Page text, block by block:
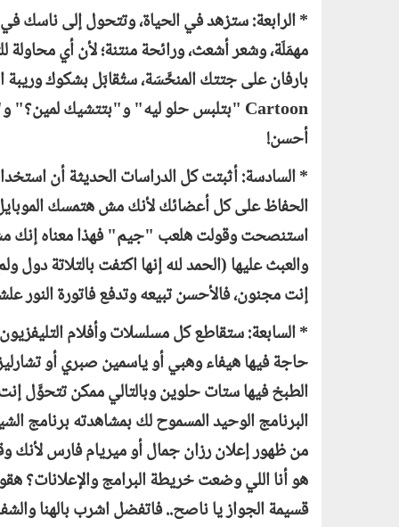
* الرابعة: ستزهد في الحياة، وتتحول إلى ناسك
مهمَلَة، وشعر أشعث، ورائحة منتنة؛ لأن أي
بارفان على جتتك المنحَّسَة، ستُقابَل بشكوك وريبة
Cartoon "بتلبس حلو ليه" و"بتتشيك لمين؟"
أحسن!
* السادسة: أثبتت كل الدراسات الحديثة أن
الحفاظ على كل أعضائك لأنك مش هتمسك الموبايل
استنصحت وقولت هلعب "جيم" فهذا معناه إنك مش
والعبث عليها (الحمد لله إنها اكتفت بالتلاتة
إنت مجنون، فالأحسن تبيعه وتدفع فاتورة النور
* السابعة: ستقاطع كل مسلسلات وأفلام
حاجة فيها هيفاء وهبي أو ياسمين صبري أو
الطبخ فيها ستات حلوين وبالتالي ممكن تتحوَّل
البرنامج الوحيد المسموح لك بمشاهدته برنامج
من ظهور إعلان رزان جمال أو ميريام فارس لأنك
هو أنا اللي وضعت خريطة البرامج
قسيمة الجواز يا ناصح.. فاتفضل اشرب بالهنا